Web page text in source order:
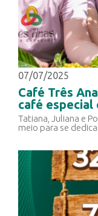
07/07/2025
Café Três
café especial
Tatiana, Juliana e
meio para se